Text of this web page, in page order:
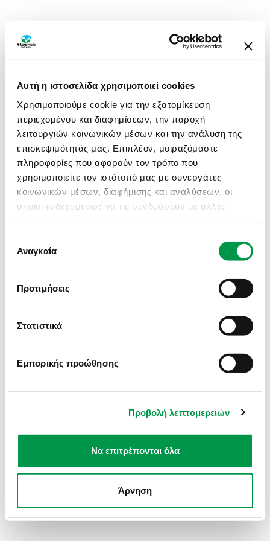
Αυτή η ιστοσελίδα χρησιμοποιεί cookies
Χρησιμοποιούμε cookie για την εξατομίκευση
περιεχομένου και διαφημίσεων, την παροχή
λειτουργιών κοινωνικών μέσων και την ανάλυση της
επισκεψιμότητάς μας. Επιπλέον, μοιραζόμαστε
πληροφορίες που αφορούν τον τρόπο που
χρησιμοποιείτε τον ιστότοπό μας με συνεργάτες
κοινωνικών μέσων, διαφήμισης και αναλύσεων, οι
οποίοι ενδεχομένως να τις συνδυάσουν με άλλες
χρήση των υπηρεσιών τους.
συγκατάθεσης
Αναγκαία
Προτιμήσεις
Στατιστικά
Εμπορικής προώθησης
Προβολή λεπτομερειών
Να επιτρέπονται όλα
Άρνηση
APPLICATION ERROR: A CLIENT-SIDE EXCEPTION HAS
OCCURRED (SEE THE BROWSER CONSOLE FOR MORE